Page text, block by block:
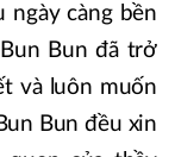
ngày càng bền
Bun đã trở
và luôn muốn
Bun đều xin